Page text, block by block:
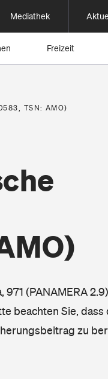
Mediathek
Freizeit
TSN: AMO)
(PANAMERA
beachten Sie, dass
zu